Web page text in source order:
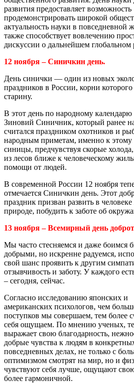
развития предоставляет возможность
продемонстрировать широкой
актуальность науки в повседневной
также способствует вовлечению
дискуссии о дальнейшем глобальном
12 ноября – Синичкин день.
День синички — один из новых
праздников в России, корни которого
старину.
В этот день по народному календарю
Зиновий Синичник, который ранее
считался праздником охотников и
народным приметам, именно к этому
синицы, предчувствуя скорые
из лесов ближе к человеческому
помощи от людей.
В современной России 12 ноября
отмечается Синичкин день. Этот
праздник призван развить в
природе, побудить к заботе об
13 ноября – Всемирный день
Мы часто стесняемся и даже боимся
добрыми, но искренне радуемся,
свой шанс проявить к другим
отзывчивость и заботу. У каждого
– сегодня, сейчас.
Согласно исследованию японских и
американских психологов, чем
поступков мы совершаем, тем более
себя ощущаем. По мнению ученых,
выражает свою благодарность,
добрые чувства к людям в
повседневных делах, не только с
оптимизмом смотрят на мир, но и
чувствуют себя лучше, ощущают
более гармоничной.